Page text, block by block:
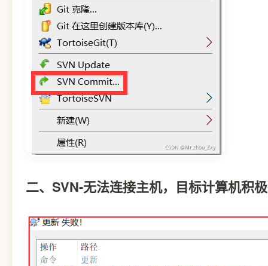
二、SVN-无法连接主机，目标计算机积